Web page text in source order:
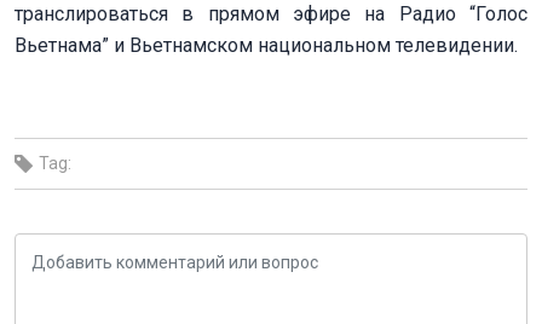
транслироваться в прямом эфире на Радио “Голос
Вьетнама” и Вьетнамском национальном телевидении.
Tag: